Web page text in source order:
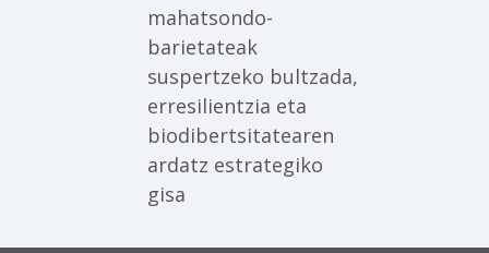
mahatsondo-
barietateak
suspertzeko bultzada,
erresilientzia eta
biodibertsitatearen
ardatz estrategiko
gisa